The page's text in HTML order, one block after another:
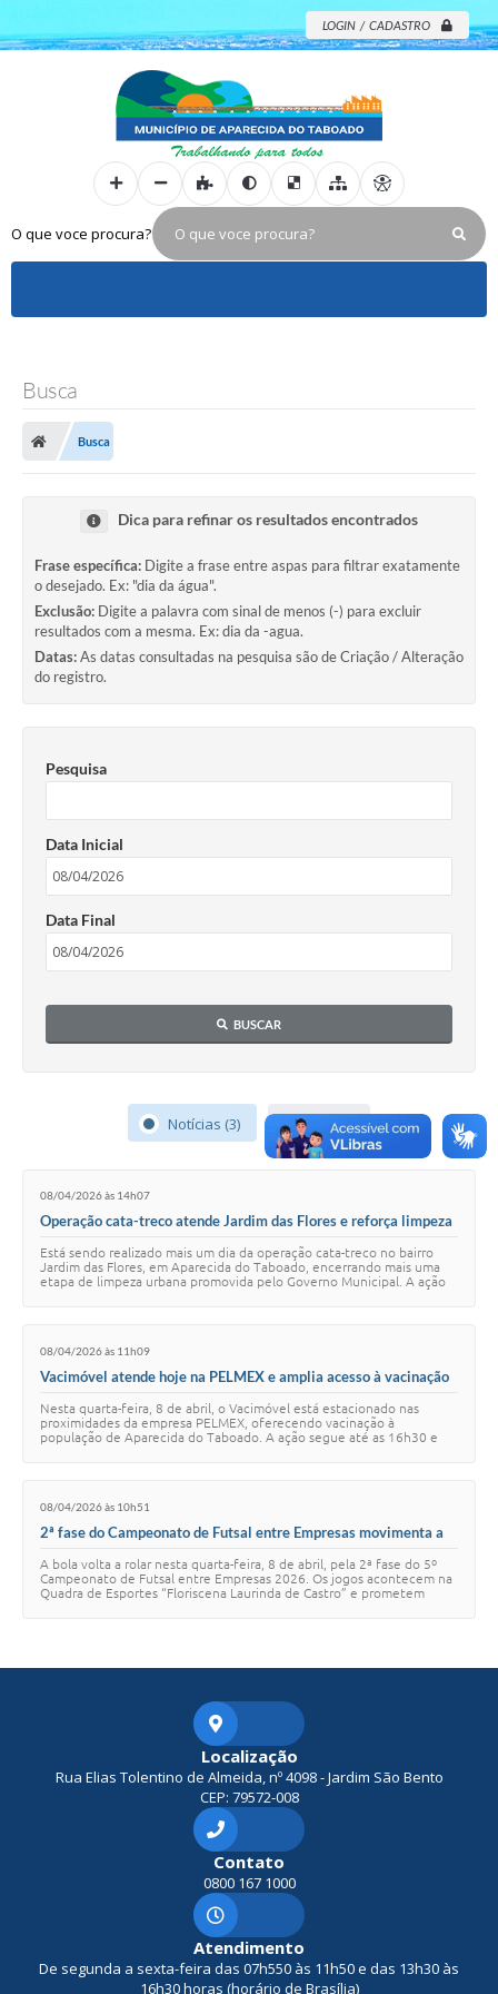
LOGIN / CADASTRO
O que voce procura?
Busca
Busca
Dica para refinar os resultados encontrados
Frase específica: Digite a frase entre aspas para filtrar exatamente
o desejado. Ex: "dia da água".
Exclusão: Digite a palavra com sinal de menos (-) para excluir
resultados com a mesma. Ex: dia da -agua.
Datas:As datas consultadas na pesquisa são de Criação / Alteração
do registro.
Pesquisa
Data Inicial
Data Final
BUSCAR
Notícias (3) Leis (3)
08/04/2026 às 14h07
Operação cata-treco atende Jardim das Flores e reforça limpeza
Está sendo realizado mais um dia da operação cata-treco no bairro
Jardim das Flores, em Aparecida do Taboado, encerrando mais uma
etapa de limpeza urbana promovida pelo Governo Municipal. A ação
08/04/2026 às 11h09
Vacimóvel atende hoje na PELMEX e amplia acesso à vacinação
Nesta quarta-feira, 8 de abril, o Vacimóvel está estacionado nas
proximidades da empresa PELMEX, oferecendo vacinação à
população de Aparecida do Taboado. A ação segue até as 16h30 e
08/04/2026 às 10h51
2ª fase do Campeonato de Futsal entre Empresas movimenta a
A bola volta a rolar nesta quarta-feira, 8 de abril, pela 2ª fase do 5º
Campeonato de Futsal entre Empresas 2026. Os jogos acontecem na
Quadra de Esportes “Floriscena Laurinda de Castro” e prometem
Localização
Rua Elias Tolentino de Almeida, nº 4098 - Jardim São Bento
CEP: 79572-008
Contato
0800 167 1000
Atendimento
De segunda a sexta-feira das 07h550 às 11h50 e das 13h30 às
16h30 horas (horário de Brasília)